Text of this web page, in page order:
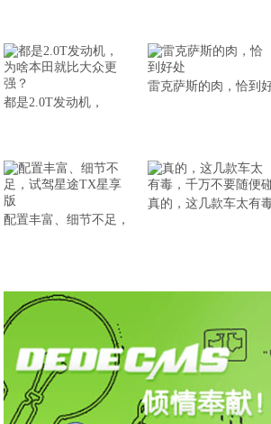
都是2.0T发动机，
雷克萨斯的肉，恰到
配置丰富、细节不足，
真的，这几款车太有